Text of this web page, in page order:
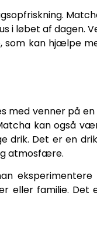
i løbet af dagen.
som kan hjælpe
med venner på
kan også
drik. Det er en
atmosfære.
eksperimentere
eller familie. Det